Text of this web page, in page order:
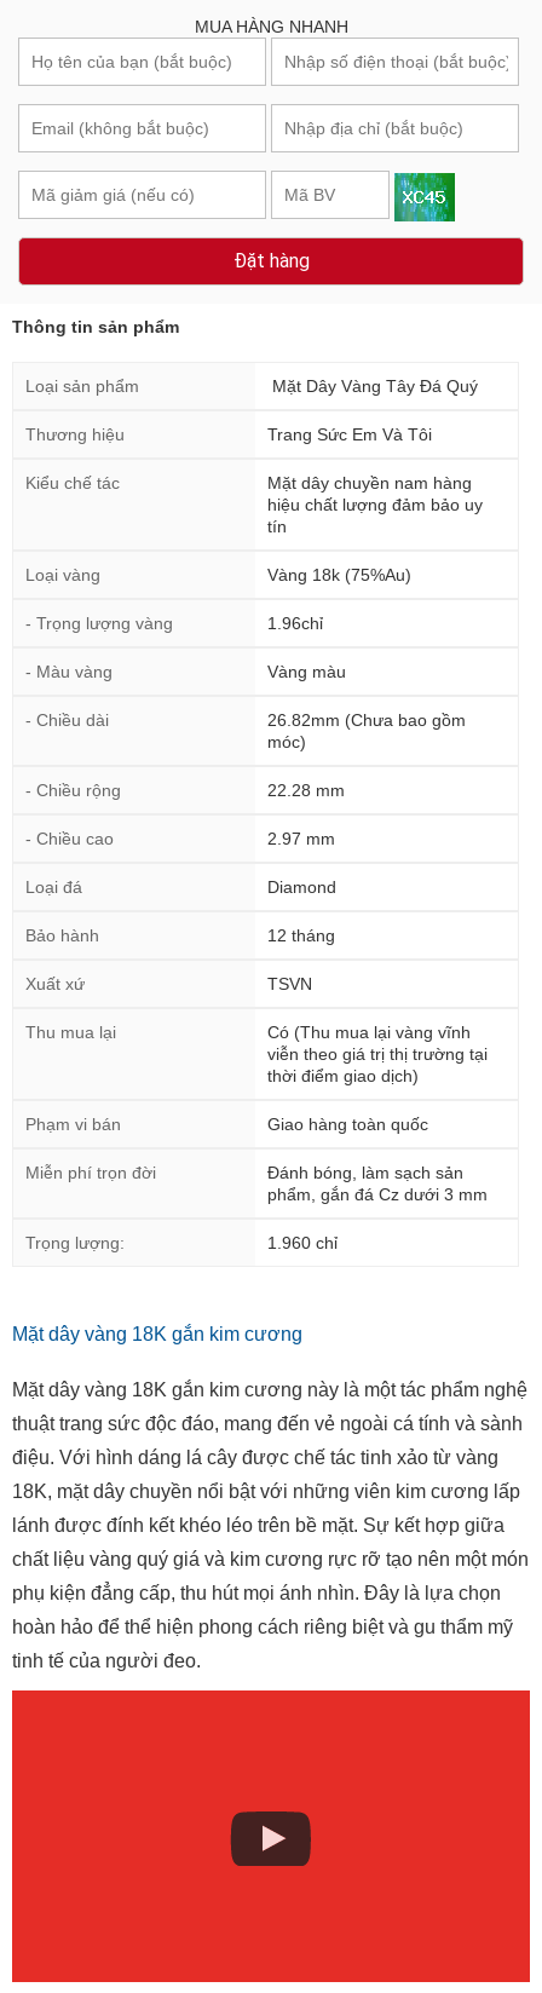
MUA HÀNG NHANH
Đặt hàng
Thông tin sản phẩm
Loại sản phẩm Mặt Dây Vàng Tây Đá Quý
Thương hiệu Trang Sức Em Và Tôi
Kiểu chế tác
Mặt dây chuyền nam hàng
hiệu chất lượng đảm bảo uy
tín
Loại vàng Vàng 18k (75%Au)
- Trọng lượng vàng 1.96chỉ
- Màu vàng Vàng màu
- Chiều dài
26.82mm (Chưa bao gồm
móc)
- Chiều rộng 22.28 mm
- Chiều cao 2.97 mm
Loại đá Diamond
Bảo hành 12 tháng
Xuất xứ TSVN
Thu mua lại
Có (Thu mua lại vàng vĩnh
viễn theo giá trị thị trường tại
thời điểm giao dịch)
Phạm vi bán Giao hàng toàn quốc
Miễn phí trọn đời
Đánh bóng, làm sạch sản
phẩm, gắn đá Cz dưới 3 mm
Trọng lượng: 1.960 chỉ
Mặt dây vàng 18K gắn kim cương
Mặt dây vàng 18K gắn kim cương này là một tác phẩm nghệ
thuật trang sức độc đáo, mang đến vẻ ngoài cá tính và sành
điệu. Với hình dáng lá cây được chế tác tinh xảo từ vàng
18K, mặt dây chuyền nổi bật với những viên kim cương lấp
lánh được đính kết khéo léo trên bề mặt. Sự kết hợp giữa
chất liệu vàng quý giá và kim cương rực rỡ tạo nên một món
phụ kiện đẳng cấp, thu hút mọi ánh nhìn. Đây là lựa chọn
hoàn hảo để thể hiện phong cách riêng biệt và gu thẩm mỹ
tinh tế của người đeo.